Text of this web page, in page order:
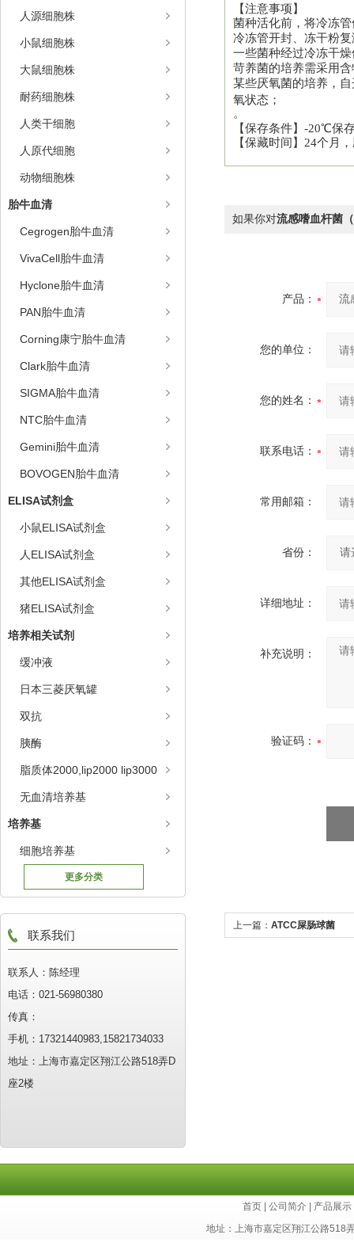
人源细胞株
小鼠细胞株
大鼠细胞株
耐药细胞株
人类干细胞
人原代细胞
动物细胞株
胎牛血清
Cegrogen胎牛血清
VivaCell胎牛血清
Hyclone胎牛血清
PAN胎牛血清
Corning康宁胎牛血清
Clark胎牛血清
SIGMA胎牛血清
NTC胎牛血清
Gemini胎牛血清
BOVOGEN胎牛血清
ELISA试剂盒
小鼠ELISA试剂盒
人ELISA试剂盒
其他ELISA试剂盒
猪ELISA试剂盒
培养相关试剂
缓冲液
日本三菱厌氧罐
双抗
胰酶
脂质体2000,lip2000 lip3000
无血清培养基
培养基
细胞培养基
更多分类
联系我们
联系人：陈经理
电话：021-56980380
传真：
手机：17321440983,15821734033
地址：上海市嘉定区翔江公路518弄D
座2楼
【注意事项】
菌种活化前，将冷冻
冷冻管开封、冻干粉
一些菌种经过冷冻干
苛养菌的培养需采用
某些厌氧菌的培养，
氧状态；
。
【保存条件】 -20℃保
【保藏时间】 24个月
如果你对流感嗜血杆菌
产品：
您的单位：
您的姓名：
联系电话：
常用邮箱：
省份：
详细地址：
补充说明：
验证码：
上一篇： ATCC屎肠球菌
首页 公司简介 产品展示
地址：上海市嘉定区翔江公路518